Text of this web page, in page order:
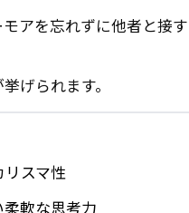
アを忘れずに他者と接
げられます。
リスマ性
軟な思考力